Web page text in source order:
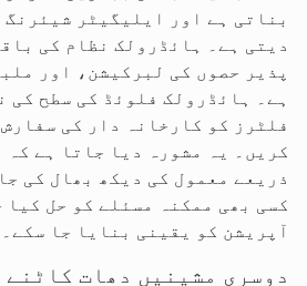
بناتی ہے اور ایلیگیٹر
دیتی ہے۔ ہائڈرولک نظام کی
پذیر حصوں کی لبرکیشن، اور
ہے۔ ہائڈرولک فلوئڈ کی سطح کی
فلٹرز کو کارخانہ دار کی
کریں۔ یہ مشورہ دیا جاتا ہے
ذریعے معمول کی دیکھ بھال کی
کسی بھی ممکنہ مسئلے کو حل کیا
آپریشن کو یقینی بنایا جا سکے۔
دوسری مشینیں دھات کاٹنے